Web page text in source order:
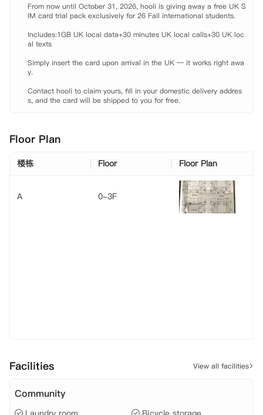
公交站: 步行约两分钟。
Sainsbury's超市: 步行约十一分钟。
Levenshulme火车站: 公交约十七分钟。
【租金包含】
水费、
电费、
燃气费、
网费、
From now until October 31, 2026, hooli is giving away a free UK S
IM card trial pack exclusively for 26 Fall international students.
Includes:1GB UK local data+30 minutes UK local calls+30 UK loc
al texts
Simply insert the card upon arrival in the UK — it works right awa
y.
Contact hooli to claim yours, fill in your domestic delivery addres
s, and the card will be shipped to you for free.
Floor Plan
楼栋 Floor Floor Plan
A 0-3F
Facilities View all facilities
Community